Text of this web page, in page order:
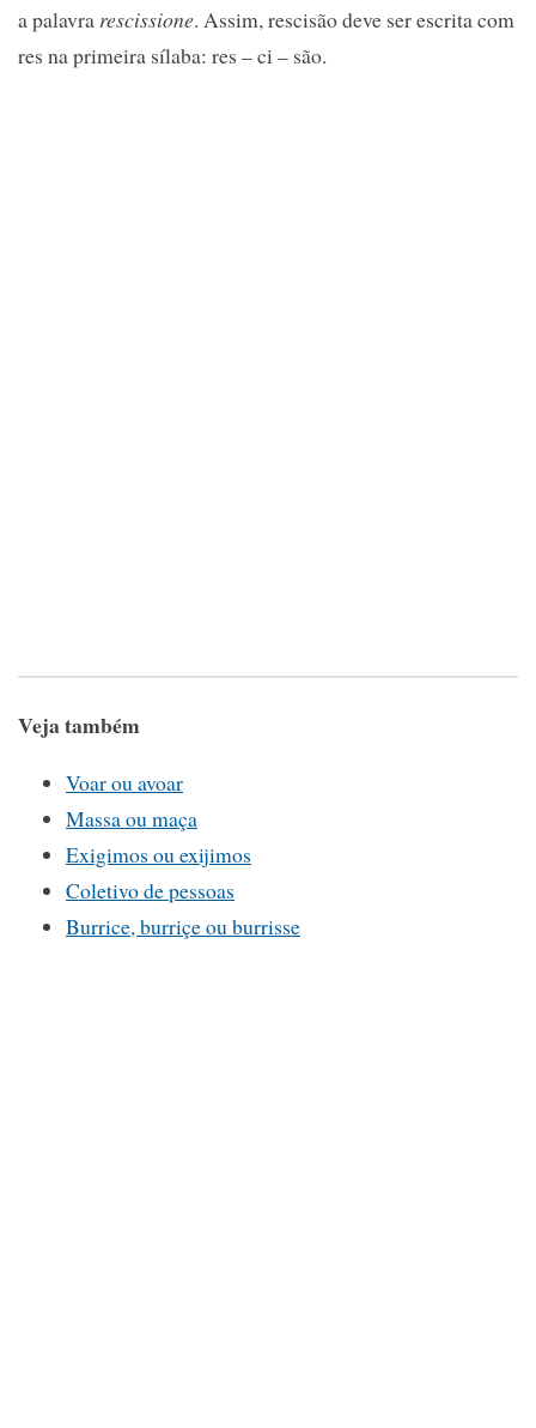
a palavra rescissione. Assim, rescisão deve ser escrita com
res na primeira sílaba: res – ci – são.
Veja também
Voar ou avoar
Massa ou maça
Exigimos ou exijimos
Coletivo de pessoas
Burrice, burriçe ou burrisse